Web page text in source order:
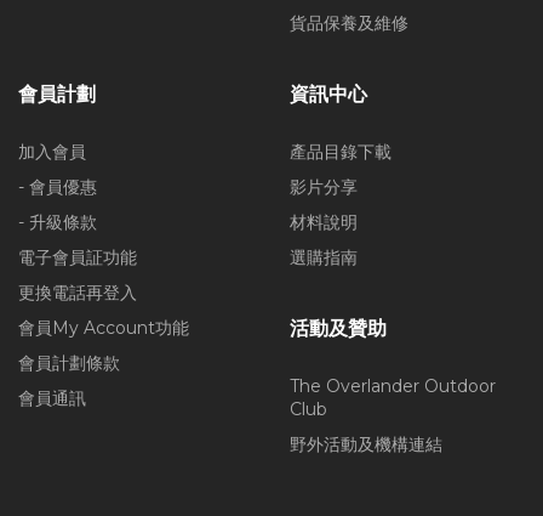
貨品保養及維修
會員計劃
加入會員
- 會員優惠
- 升級條款
電子會員証功能
更換電話再登入
會員My Account功能
會員計劃條款
會員通訊
資訊中心
產品目錄下載
影片分享
材料說明
選購指南
活動及贊助
The Overlander Outdoor
Club
野外活動及機構連結